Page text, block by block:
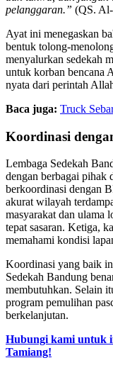
pelanggaran.” (QS.
Ayat ini menegaskan
bentuk tolong-
menyalurkan sedekah
untuk korban bencana
nyata dari perintah
Baca juga: Truck
Koordinasi
Lembaga Sedekah
dengan berbagai pihak
berkoordinasi dengan
akurat wilayah
masyarakat dan ulama
tepat sasaran. Ketiga,
memahami kondisi
Koordinasi yang baik
Sedekah Bandung
membutuhkan. Selain
program pemulihan
berkelanjutan.
Hubungi kami untuk
Tamiang!